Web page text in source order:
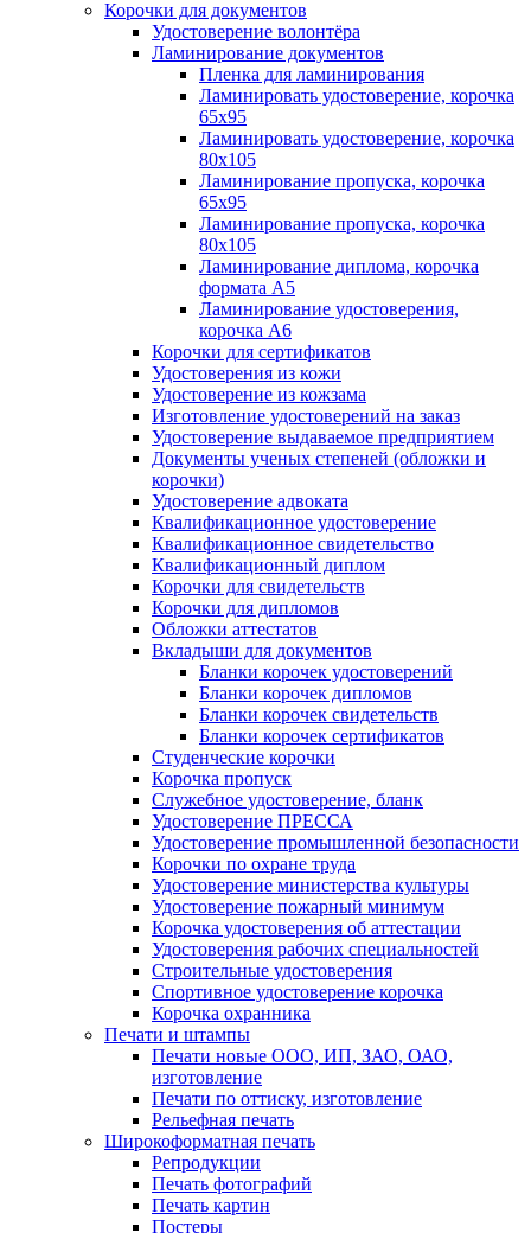
Корочки для документов
Удостоверение волонтёра
Ламинирование документов
Пленка для ламинирования
Ламинировать удостоверение, корочка
65х95
Ламинировать удостоверение, корочка
80х105
Ламинирование пропуска, корочка
65х95
Ламинирование пропуска, корочка
80х105
Ламинирование диплома, корочка
формата А5
Ламинирование удостоверения,
корочка А6
Корочки для сертификатов
Удостоверения из кожи
Удостоверение из кожзама
Изготовление удостоверений на заказ
Удостоверение выдаваемое предприятием
Документы ученых степеней (обложки и
корочки)
Удостоверение адвоката
Квалификационное удостоверение
Квалификационное свидетельство
Квалификационный диплом
Корочки для свидетельств
Корочки для дипломов
Обложки аттестатов
Вкладыши для документов
Бланки корочек удостоверений
Бланки корочек дипломов
Бланки корочек свидетельств
Бланки корочек сертификатов
Студенческие корочки
Корочка пропуск
Служебное удостоверение, бланк
Удостоверение ПРЕССА
Удостоверение промышленной безопасности
Корочки по охране труда
Удостоверение министерства культуры
Удостоверение пожарный минимум
Корочка удостоверения об аттестации
Удостоверения рабочих специальностей
Строительные удостоверения
Спортивное удостоверение корочка
Корочка охранника
Печати и штампы
Печати новые ООО, ИП, ЗАО, ОАО,
изготовление
Печати по оттиску, изготовление
Рельефная печать
Широкоформатная печать
Репродукции
Печать фотографий
Печать картин
Постеры